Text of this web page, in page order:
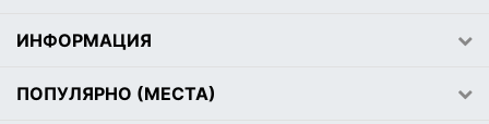
ИНФОРМАЦИЯ
ПОПУЛЯРНО (МЕСТА)